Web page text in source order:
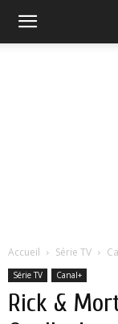
Accueil Série TV
Série TV Canal+
Rick &